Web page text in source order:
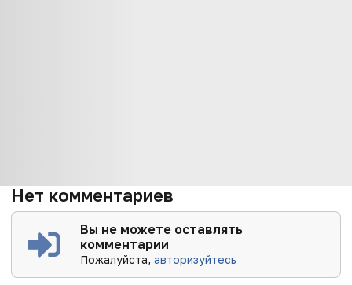
Нет комментариев
Вы не можете оставлять
комментарии
Пожалуйста,авторизуйтесь